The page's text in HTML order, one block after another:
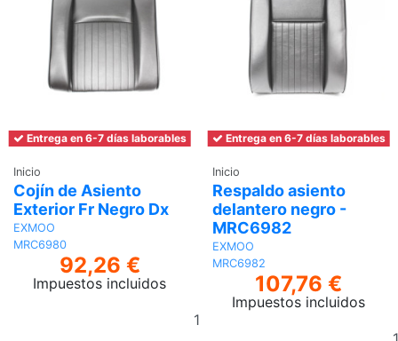
Entrega en 6-7 días laborables
Inicio
Cojín de Asiento
Exterior Fr Negro Dx
EXMOO
MRC6980
92,26 €
Impuestos incluidos
Añadir
Entrega en 6-7 días laborables
Inicio
Respaldo asiento
delantero negro -
MRC6982
EXMOO
MRC6982
107,76 €
Impuestos incluidos